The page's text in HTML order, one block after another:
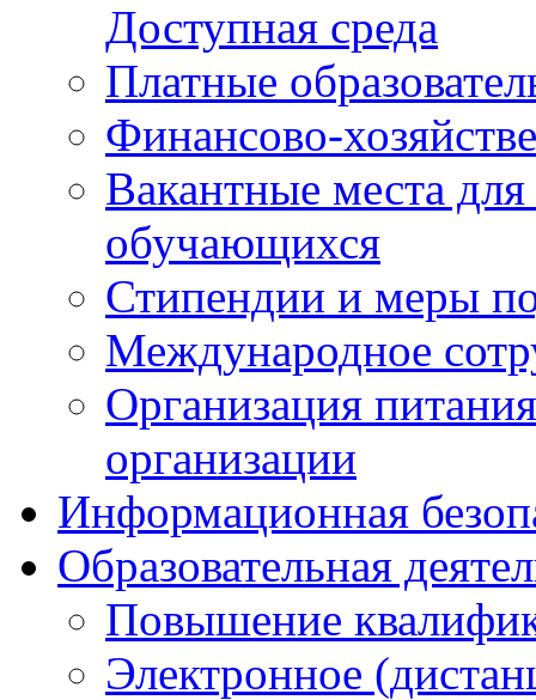
Доступная среда
Платные
Финансово-
Вакантные места
обучающихся
Стипендии и меры
Международное
Организация
организации
Информационная
Образовательная
Повышение
Электронное